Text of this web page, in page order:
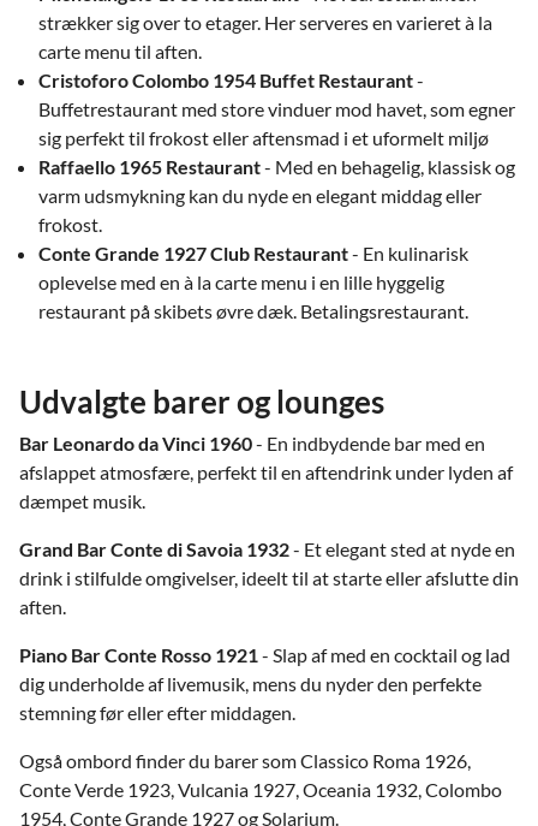
strækker sig over to etager. Her serveres en varieret à la
carte menu til aften.
Cristoforo Colombo 1954 Buffet Restaurant-
Buffetrestaurant med store vinduer mod havet, som egner
sig perfekt til frokost eller aftensmad i et uformelt miljø
Raffaello 1965 Restaurant- Med en behagelig, klassisk og
varm udsmykning kan du nyde en elegant middag eller
frokost.
Conte Grande 1927 Club Restaurant- En kulinarisk
oplevelse med en à la carte menu i en lille hyggelig
restaurant på skibets øvre dæk. Betalingsrestaurant.
Udvalgte barer og lounges
Bar Leonardo da Vinci 1960- En indbydende bar med en
afslappet atmosfære, perfekt til en aftendrink under lyden af
dæmpet musik.
Grand Bar Conte di Savoia 1932- Et elegant sted at nyde en
drink i stilfulde omgivelser, ideelt til at starte eller afslutte din
aften.
Piano Bar Conte Rosso 1921- Slap af med en cocktail og lad
dig underholde af livemusik, mens du nyder den perfekte
stemning før eller efter middagen.
Også ombord finder du barer som Classico Roma 1926,
Conte Verde 1923, Vulcania 1927, Oceania 1932, Colombo
1954, Conte Grande 1927 og Solarium.